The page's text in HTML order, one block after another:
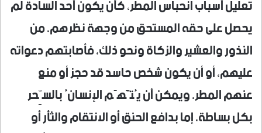
تعليل أسباب انحباس المطر، كأن يكون أحد السادة لم
يحصل على حقه المستحق من وجهة نظرهم، من
النذور والعشير والزكاة ونحو ذلك، فأصابتهم دعواته
عليهم، أو أن يكون شخص حاسد قد حجز أو منع
عنهم المطر. ويمكن أن يُتَّهَم الإنسانُ بالسِّحر
بكل بساطة، إما بدافع الحنق أو الانتقام والثأر أو